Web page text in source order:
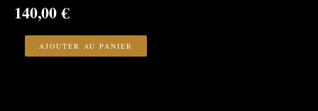
140,00€
coquelicots
AJOUTER AU PANIER